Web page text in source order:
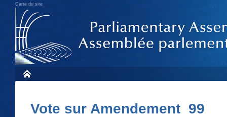
Carte du site
Vote sur Amendement 99